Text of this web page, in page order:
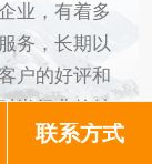
业，有着多
务，长期以
户的好评和
尚行业的精
联系方式